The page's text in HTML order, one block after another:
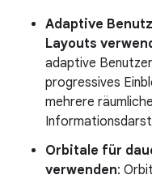
Adaptive
Layouts
adaptive
progressives
mehrere
Orbitale für
verwenden: